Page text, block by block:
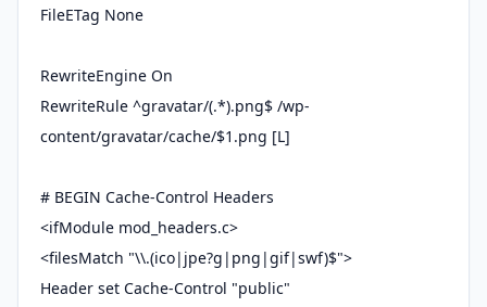
FileETag None
RewriteEngine On
RewriteRule ^gravatar/(.*).png$ /wp-
content/gravatar/cache/$1.png [L]
# BEGIN Cache-Control Headers
<ifModule mod_headers.c>
<filesMatch "\\.(ico|jpe?g|png|gif|swf)$">
Header set Cache-Control "public"